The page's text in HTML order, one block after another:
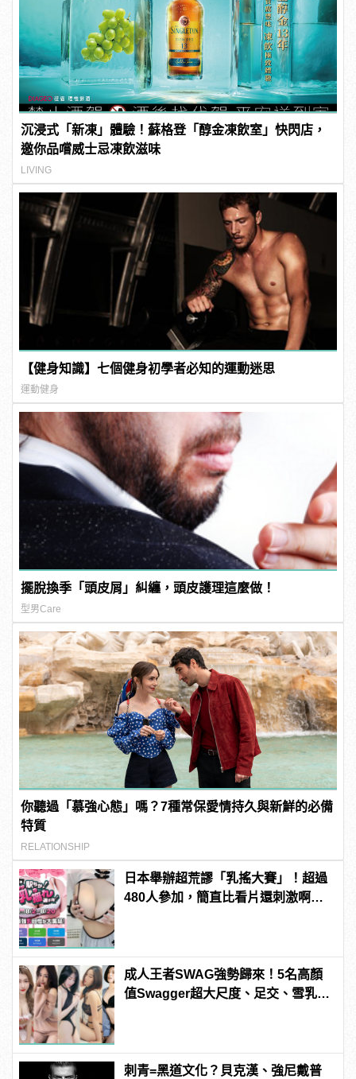
沉浸式「新凍」體驗！蘇格登「醇金凍飲室」快閃店，
邀你品嚐威士忌凍飲滋味
LIVING
【健身知識】七個健身初學者必知的運動迷思
運動健身
擺脫換季「頭皮屑」糾纏，頭皮護理這麼做！
型男Care
你聽過「慕強心態」嗎？7種常保愛情持久與新鮮的必備
特質
RELATIONSHIP
日本舉辦超荒謬「乳搖大賽」！超過
480人參加，簡直比看片還刺激啊！ |
成人王者SWAG強勢歸來！5名高顏
值Swagger超大尺度、足交、雪乳、
刺青=黑道文化？貝克漢、強尼戴普